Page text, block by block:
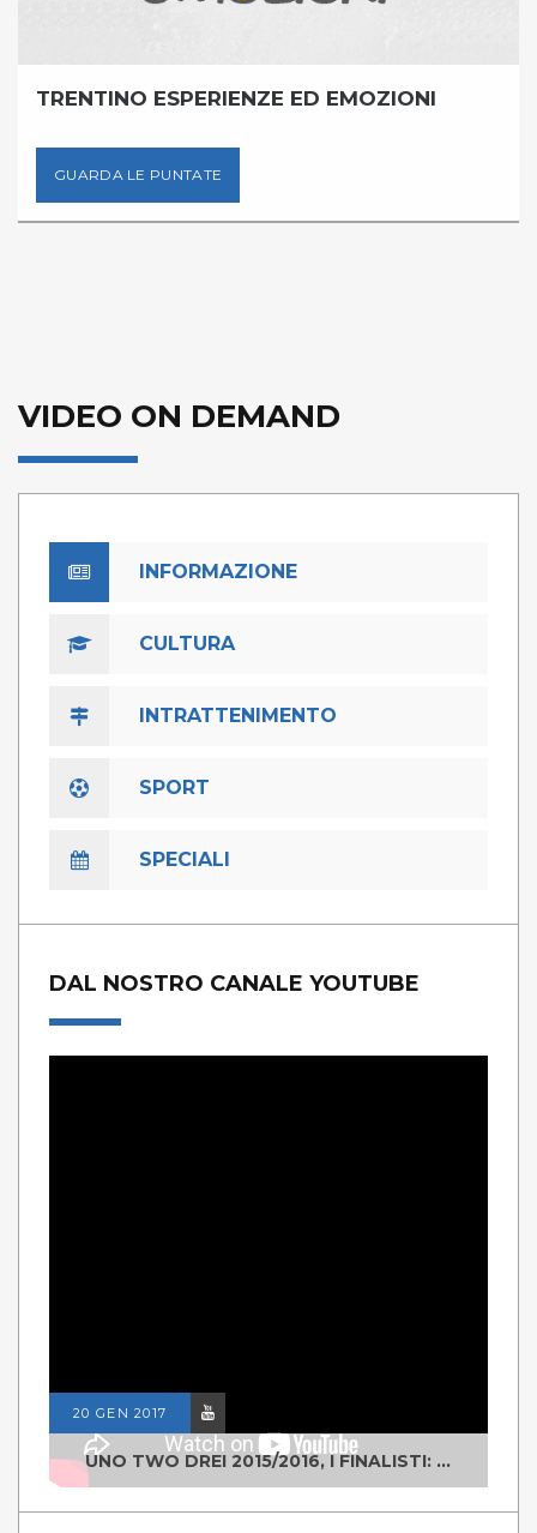
TRENTINO ESPERIENZE ED EMOZIONI
GUARDA LE PUNTATE
VIDEO ON DEMAND
INFORMAZIONE
CULTURA
INTRATTENIMENTO
SPORT
SPECIALI
DAL NOSTRO CANALE YOUTUBE
20 GEN 2017
UNO TWO DREI 2015/2016, I FINALISTI: CLASSE IV ALS ISTITUTO "DEGASPERI" BORGO VALSUGANA